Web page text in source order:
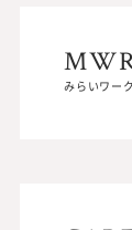
みらいワー
みらいワー